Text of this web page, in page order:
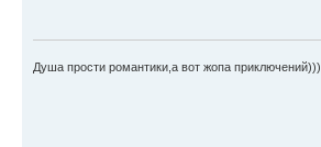
Душа прости романтики,а вот жопа приключений)))